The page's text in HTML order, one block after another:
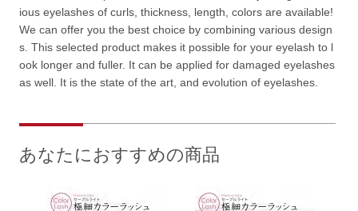
ious eyelashes of curls, thickness, length, colors are available!
We can offer you the best choice by combining various design
s. This selected product makes it possible for your eyelash to l
ook longer and fuller. It can be applied for damaged eyelashes
as well. It is the state of the art, and evolution of eyelashes.
あなたにおすすめの商品